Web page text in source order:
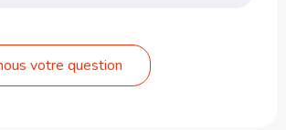
votre question